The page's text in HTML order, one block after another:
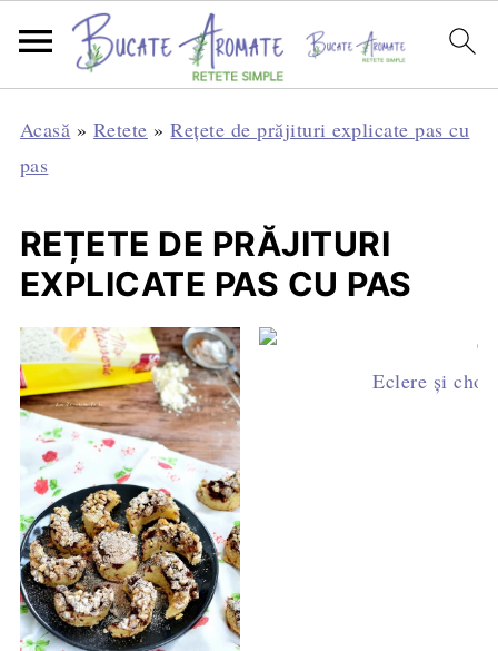
Acasă » Retete »Rețete de prăjituri explicate pas cu
pas
REȚETE DE PRĂJITURI
EXPLICATE PAS CU PAS
Eclere şi